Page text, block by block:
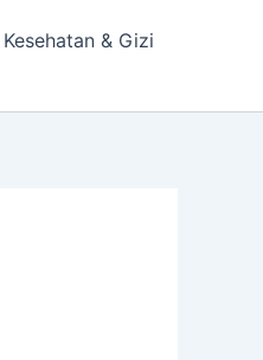
Kesehatan & Gizi